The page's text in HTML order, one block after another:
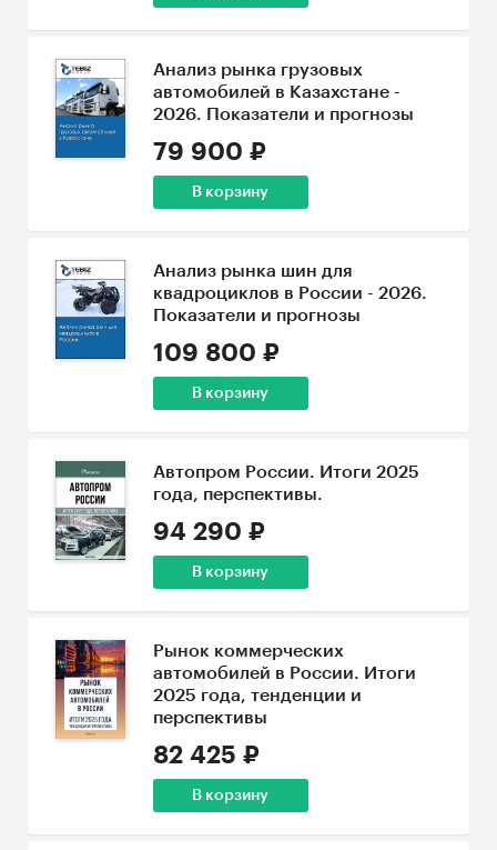
Анализ рынка грузовых
автомобилей в Казахстане -
2026. Показатели и прогнозы
79 900 ₽
В корзину
Анализ рынка шин для
квадроциклов в России - 2026.
Показатели и прогнозы
109 800 ₽
В корзину
Автопром России. Итоги 2025
года, перспективы.
94 290 ₽
В корзину
Рынок коммерческих
автомобилей в России. Итоги
2025 года, тенденции и
перспективы
82 425 ₽
В корзину